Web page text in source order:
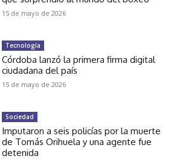
15 de mayo de 2026
Tecnología
Córdoba lanzó la primera firma digital
ciudadana del país
15 de mayo de 2026
Sociedad
Imputaron a seis policías por la muerte
de Tomás Orihuela y una agente fue
detenida